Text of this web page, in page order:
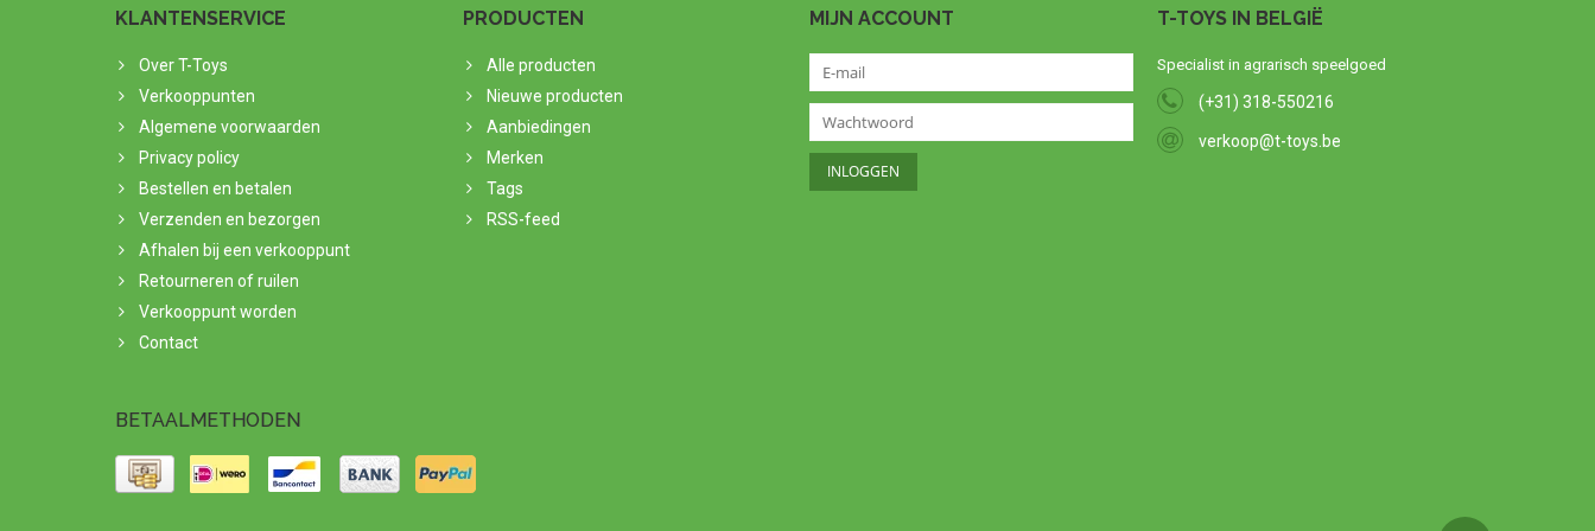
KLANTENSERVICE
Over T-Toys
Verkooppunten
Algemene voorwaarden
Privacy policy
Bestellen en betalen
Verzenden en bezorgen
Afhalen bij een verkooppunt
Retourneren of ruilen
Verkooppunt worden
Contact
PRODUCTEN
Alle producten
Nieuwe producten
Aanbiedingen
Merken
Tags
RSS-feed
MIJN ACCOUNT T-TOYS IN BELGIË
Specialist in agrarisch speelgoed
(+31) 318-550216
verkoop@t-toys.be
BETAALMETHODEN